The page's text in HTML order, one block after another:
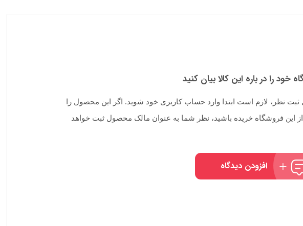
خود را در باره این کالا بیان کنید
ثبت نظر، لازم است ابتدا وارد حساب کاربری خود شوید. اگر این محصول را
از این فروشگاه خریده باشید، نظر شما به عنوان مالک محصول ثبت خواهد
افزودن دیدگاه